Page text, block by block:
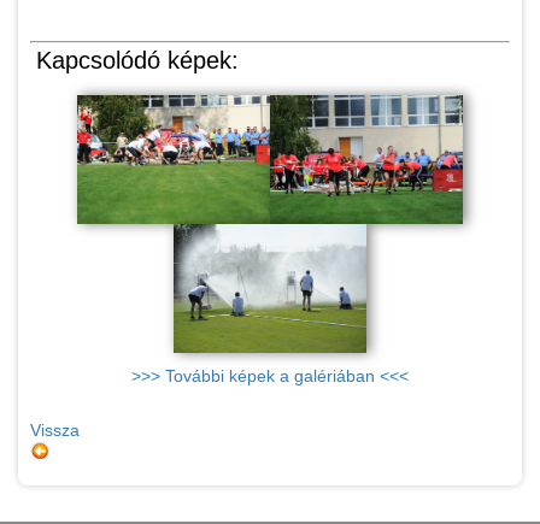
Kapcsolódó képek:
>>> További képek a galériában <<<
Vissza